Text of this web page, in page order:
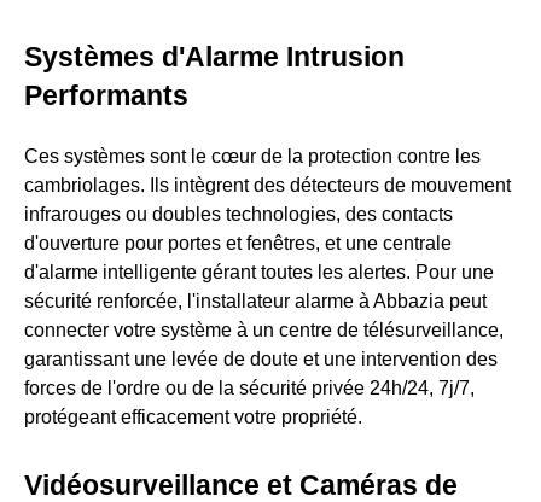
Systèmes d'Alarme Intrusion
Performants
Ces systèmes sont le cœur de la protection contre les
cambriolages. Ils intègrent des détecteurs de mouvement
infrarouges ou doubles technologies, des contacts
d'ouverture pour portes et fenêtres, et une centrale
d'alarme intelligente gérant toutes les alertes. Pour une
sécurité renforcée, l'installateur alarme à Abbazia peut
connecter votre système à un centre de télésurveillance,
garantissant une levée de doute et une intervention des
forces de l'ordre ou de la sécurité privée 24h/24, 7j/7,
protégeant efficacement votre propriété.
Vidéosurveillance et Caméras de